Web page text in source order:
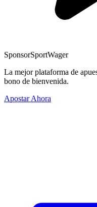
SponsorSportWager
La mejor plataforma de
bono de bienvenida.
Apostar Ahora